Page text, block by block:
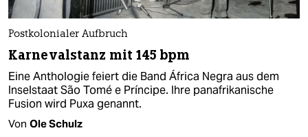
Postkolonialer Aufbruch
Karnevalstanz mit 145 bpm
Eine Anthologie feiert die Band África Negra aus dem
Inselstaat São Tomé e Príncipe. Ihre panafrikanische
Fusion wird Puxa genannt.
Von Ole Schulz